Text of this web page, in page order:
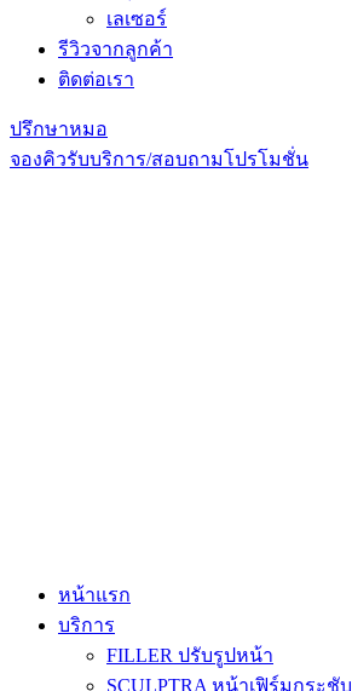
เลเซอร์
รีวิวจากลูกค้า
ติดต่อเรา
ปรึกษาหมอ
จองคิวรับบริการ/สอบถามโปรโมชั่น
หน้าแรก
บริการ
FILLER ปรับรูปหน้า
SCULPTRA หน้าเฟิร์มกระชับ